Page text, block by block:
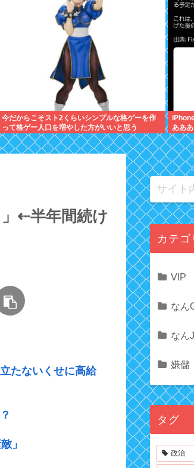
今だからこそスト2くらいシンプルな格ゲーを作
って格ゲー人口を増やした方がいいと思う
ああ
⇠半年間続け
たないくせに高給
」
カテゴ
VIP
なん
なんJ
嫌儲
タグ
政治